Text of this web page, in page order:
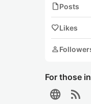
notePosts
favoriteLikes
person
For those
language rss_feed